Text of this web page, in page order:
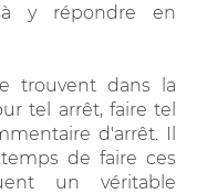
y répondre en
trouvent dans la
tel arrêt, faire tel
d'arrêt. Il
de faire ces
un véritable